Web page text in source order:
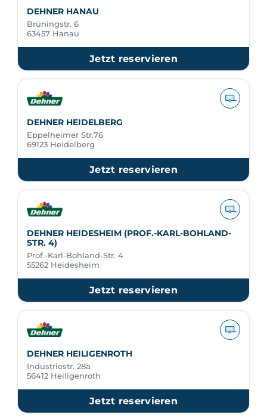
DEHNER HANAU
Brüningstr. 6
63457 Hanau
Jetzt reservieren
DEHNER HEIDELBERG
Eppelheimer Str.76
69123 Heidelberg
Jetzt reservieren
DEHNER HEIDESHEIM (PROF.-KARL-BOHLAND-
STR. 4)
Prof.-Karl-Bohland-Str. 4
55262 Heidesheim
Jetzt reservieren
DEHNER HEILIGENROTH
Industriestr. 28a
56412 Heiligenroth
Jetzt reservieren